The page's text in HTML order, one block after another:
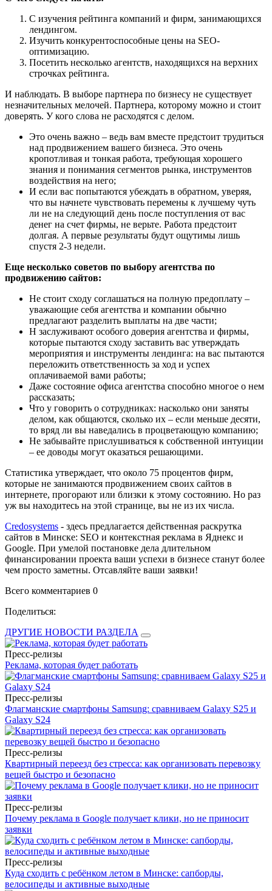
С изучения рейтинга компаний и фирм, занимающихся
лендингом.
Изучить конкурентоспособные цены на SEO-
оптимизацию.
Посетить несколько агентств, находящихся на верхних
строчках рейтинга.
И наблюдать. В выборе партнера по бизнесу не существует
незначительных мелочей. Партнера, которому можно и стоит
доверять. У кого слова не расходятся с делом.
Это очень важно – ведь вам вместе предстоит трудиться
над продвижением вашего бизнеса. Это очень
кропотливая и тонкая работа, требующая хорошего
знания и понимания сегментов рынка, инструментов
воздействия на него;
И если вас попытаются убеждать в обратном, уверяя,
что вы начнете чувствовать перемены к лучшему чуть
ли не на следующий день после поступления от вас
денег на счет фирмы, не верьте. Работа предстоит
долгая. А первые результаты будут ощутимы лишь
спустя 2-3 недели.
Еще несколько советов по выбору агентства по
продвижению сайтов:
Не стоит сходу соглашаться на полную предоплату –
уважающие себя агентства и компании обычно
предлагают разделить выплаты на две части;
Н заслуживают особого доверия агентства и фирмы,
которые пытаются сходу заставить вас утверждать
мероприятия и инструменты лендинга: на вас пытаются
переложить ответственность за ход и успех
оплачиваемой вами работы;
Даже состояние офиса агентства способно многое о нем
рассказать;
Что у говорить о сотрудниках: насколько они заняты
делом, как общаются, сколько их – если меньше десяти,
то вряд ли вы наведались в процветающую компанию;
Не забывайте прислушиваться к собственной интуиции
– ее доводы могут оказаться решающими.
Статистика утверждает, что около 75 процентов фирм,
которые не занимаются продвижением своих сайтов в
интернете, прогорают или близки к этому состоянию. Но раз
уж вы находитесь на этой странице, вы не из их числа.
Сredosystems - здесь предлагается действенная раскрутка
сайтов в Минске: SEO и контекстная реклама в Яднекс и
Google. При умелой постановке дела длительном
финансировании проекта ваши успехи в бизнесе станут более
чем просто заметны. Отсавляйте ваши заявки!
Всего комментариев 0
Поделиться:
ДРУГИЕ НОВОСТИ РАЗДЕЛА
Пресс-релизы
Реклама, которая будет работать
Пресс-релизы
Флагманские смартфоны Samsung: сравниваем Galaxy S25 и
Galaxy S24
Пресс-релизы
Квартирный переезд без стресса: как организовать перевозку
вещей быстро и безопасно
Пресс-релизы
Почему реклама в Google получает клики, но не приносит
заявки
Пресс-релизы
Куда сходить с ребёнком летом в Минске: сапборды,
велосипеды и активные выходные